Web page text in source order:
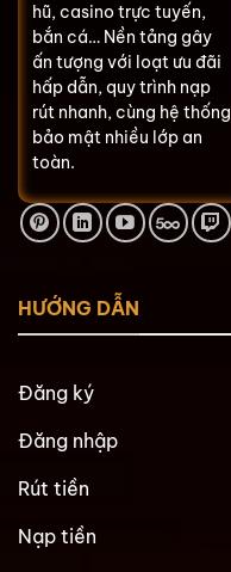
hũ, casino trực tuyến,
bắn cá… Nền tảng gây
ấn tượng với loạt ưu đãi
hấp dẫn, quy trình nạp
rút nhanh, cùng hệ thống
bảo mật nhiều lớp an
toàn.
HƯỚNG DẪN
Đăng ký
Đăng nhập
Rút tiền
Nạp tiền